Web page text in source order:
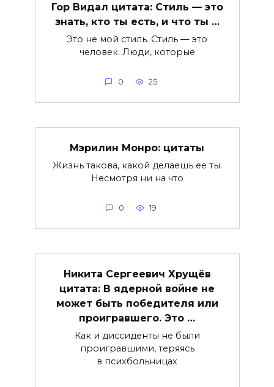
Гор Видал цитата: Стиль — это
знать, кто ты есть, и что ты …
Это не мой стиль. Стиль — это
человек. Люди, которые
0 25
Мэрилин Монро: цитаты
Жизнь такова, какой делаешь ее ты.
Несмотря ни на что
0 19
Никита Сергеевич Хрущёв
цитата: В ядерной войне не
может быть победителя или
проигравшего. Это …
Как и диссиденты не были
проигравшими, теряясь
в психбольницах